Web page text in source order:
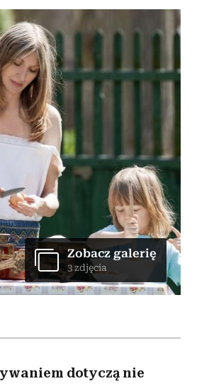
Zobacz galerię
3 zdjęcia
dotyczą nie